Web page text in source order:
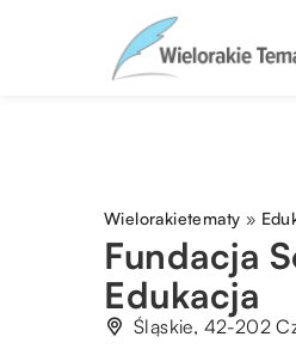
Wielorakietematy »
Fundacja
Edukacja
Śląskie, 42-202